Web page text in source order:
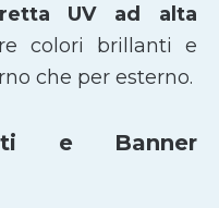
UV ad alta
colori brillanti e
che per esterno.
e Banner